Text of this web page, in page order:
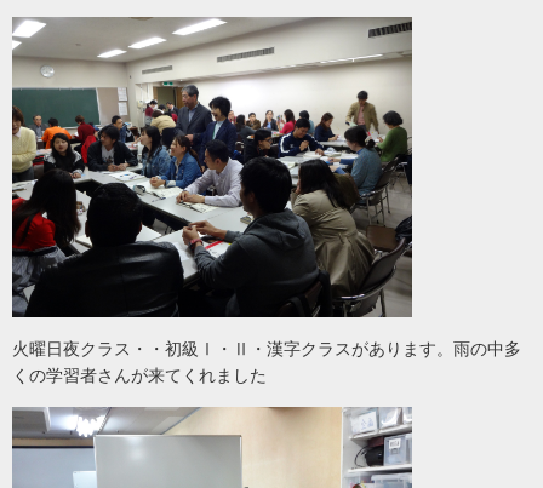
火曜日夜クラス・・初級Ⅰ・Ⅱ・漢字クラスがあります。雨の中多
くの学習者さんが来てくれました